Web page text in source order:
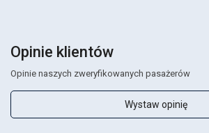
Opinie klientów
Opinie naszych zweryfikowanych pasażerów
Wystaw opinię